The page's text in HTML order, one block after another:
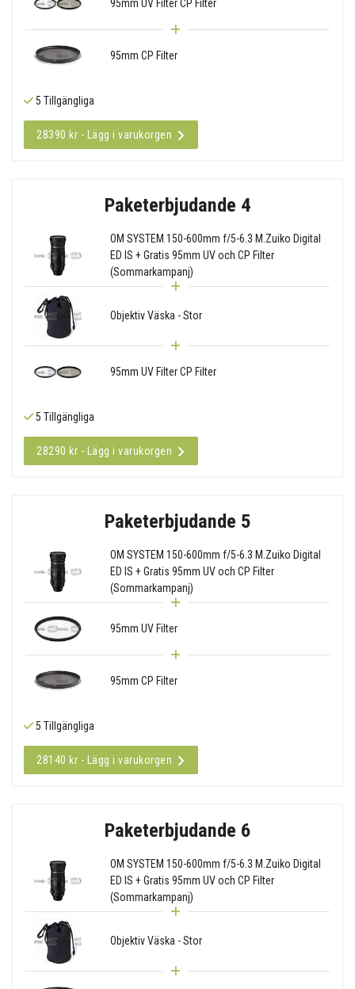
95mm UV Filter CP Filter
95mm CP Filter
5 Tillgängliga
28390 kr - Lägg i varukorgen
Paketerbjudande 4
OM SYSTEM 150-600mm f/5-6.3 M.Zuiko Digital
ED IS + Gratis 95mm UV och CP Filter
(Sommarkampanj)
Objektiv Väska - Stor
95mm UV Filter CP Filter
5 Tillgängliga
28290 kr - Lägg i varukorgen
Paketerbjudande 5
OM SYSTEM 150-600mm f/5-6.3 M.Zuiko Digital
ED IS + Gratis 95mm UV och CP Filter
(Sommarkampanj)
95mm UV Filter
95mm CP Filter
5 Tillgängliga
28140 kr - Lägg i varukorgen
Paketerbjudande 6
OM SYSTEM 150-600mm f/5-6.3 M.Zuiko Digital
ED IS + Gratis 95mm UV och CP Filter
(Sommarkampanj)
Objektiv Väska - Stor